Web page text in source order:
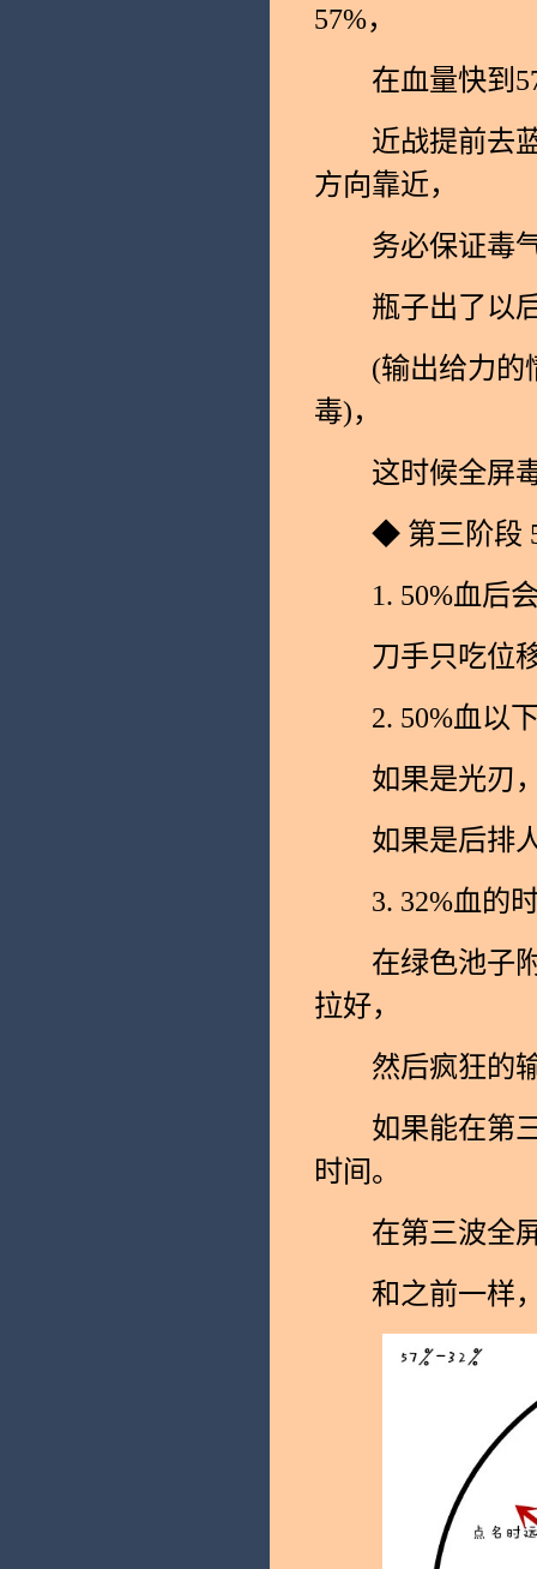
57%，
在血量快到
近战提前去蓝
方向靠近，
务必保证毒气
瓶子出了以后
(输出给力的情
毒)，
这时候全屏毒
◆ 第三阶段
1. 50%血后会
刀手只吃位移
2. 50%血以下
如果是光刃，
如果是后排人
3. 32%血的时
在绿色池子附
拉好，
然后疯狂的
如果能在第三
时间。
在第三波全屏
和之前一样，